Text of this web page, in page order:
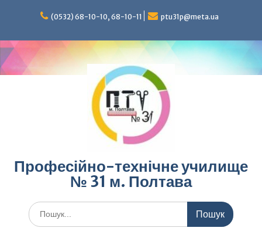
(0532) 68-10-10, 68-10-11 ptu31p@meta.ua
Професійно-технічне училище
№ 31 м. Полтава
Шукати: